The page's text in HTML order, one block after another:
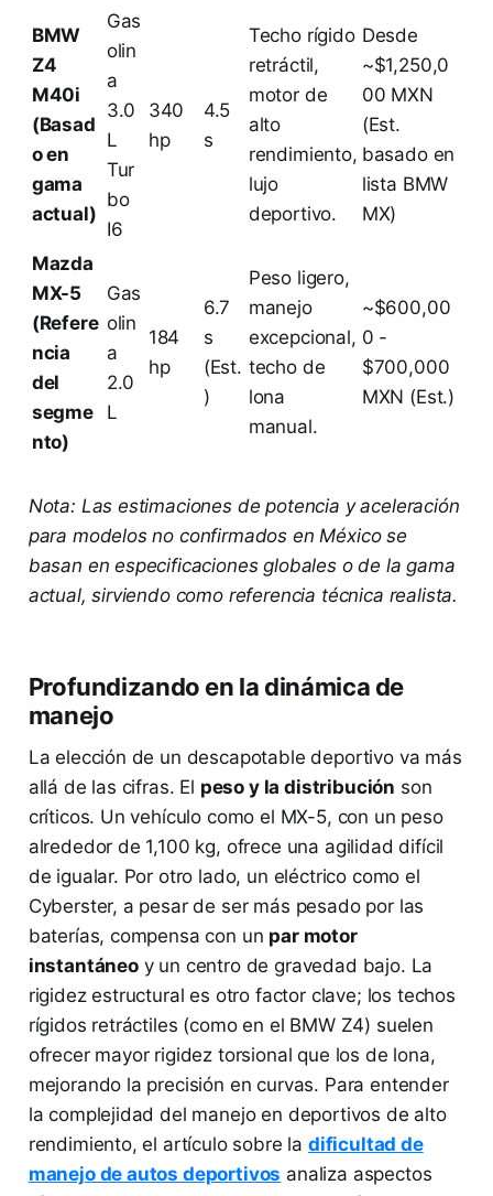
BMW
Z4
M40i
(Basad
o en
gama
actual)
Gas
olin
a
3.0
L
Tur
bo
I6
340
hp
4.5
s
Techo rígido
retráctil,
motor de
alto
rendimiento,
lujo
deportivo.
Desde
~$1,250,0
00 MXN
(Est.
basado en
lista BMW
MX)
Mazda
MX-5
(Refere
ncia
del
segme
nto)
Gas
olin
a
2.0
L
184
hp
6.7
s
(Est.
)
Peso ligero,
manejo
excepcional,
techo de
lona
manual.
~$600,00
0 -
$700,000
MXN (Est.)
Nota: Las estimaciones de potencia y aceleración
para modelos no confirmados en México se
basan en especificaciones globales o de la gama
actual, sirviendo como referencia técnica realista.
Profundizando en la dinámica de
manejo
La elección de un descapotable deportivo va más
allá de las cifras. El peso y la distribución son
críticos. Un vehículo como el MX-5, con un peso
alrededor de 1,100 kg, ofrece una agilidad difícil
de igualar. Por otro lado, un eléctrico como el
Cyberster, a pesar de ser más pesado por las
baterías, compensa con un par motor
instantáneoy un centro de gravedad bajo. La
rigidez estructural es otro factor clave; los techos
rígidos retráctiles (como en el BMW Z4) suelen
ofrecer mayor rigidez torsional que los de lona,
mejorando la precisión en curvas. Para entender
la complejidad del manejo en deportivos de alto
rendimiento, el artículo sobre la dificultad de
manejo de autos deportivos analiza aspectos